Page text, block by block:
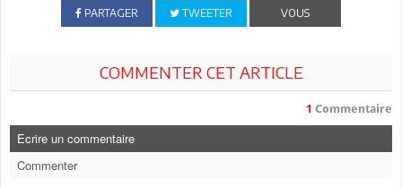
PARTAGER TWEETER
VOUS
COMMENTER CET ARTICLE
1 Commentaire
Ecrire un commentaire
Commenter